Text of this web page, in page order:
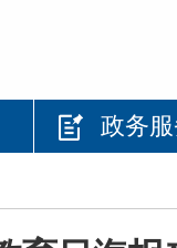
政务